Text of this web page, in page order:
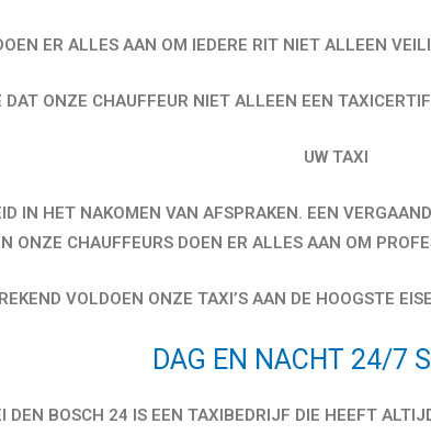
ER ALLES AAN OM IEDERE RIT NIET ALLEEN
DAT ONZE CHAUFFEUR NIET ALLEEN EEN
UW TAXI
IN HET NAKOMEN VAN AFSPRAKEN. EEN
ONZE CHAUFFEURS DOEN ER ALLES AAN OM
VOLDOEN ONZE TAXI’S AAN DE HOOGSTE
DAG EN NACHT 24/7
DEN BOSCH 24 IS EEN TAXIBEDRIJF DIE HEEFT